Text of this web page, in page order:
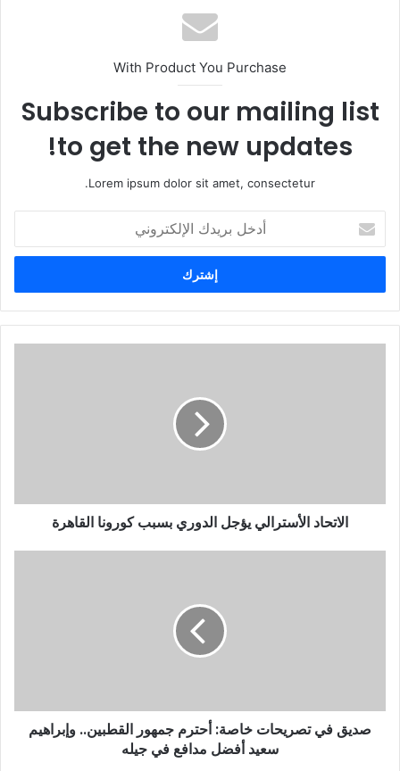
With Product You Purchase
Subscribe to our mailing list
to get the new updates!
Lorem ipsum dolor sit amet, consectetur.
خ
ب
ر
ر
الاتحاد الأسترالي يؤجل الدوري بسبب كورونا القاهرة
صديق في تصريحات خاصة: أحترم جمهور القطبين.. وإبراهيم
سعيد أفضل مدافع في جيله